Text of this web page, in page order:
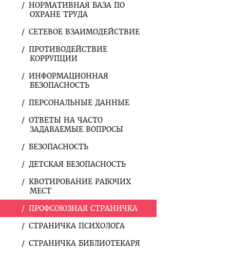
НОРМАТИВНАЯ БАЗА ПО
ОХРАНЕ ТРУДА
СЕТЕВОЕ ВЗАИМОДЕЙСТВИЕ
ПРОТИВОДЕЙСТВИЕ
КОРРУПЦИИ
ИНФОРМАЦИОННАЯ
БЕЗОПАСНОСТЬ
ПЕРСОНАЛЬНЫЕ ДАННЫЕ
ОТВЕТЫ НА ЧАСТО
ЗАДАВАЕМЫЕ ВОПРОСЫ
БЕЗОПАСНОСТЬ
ДЕТСКАЯ БЕЗОПАСНОСТЬ
КВОТИРОВАНИЕ РАБОЧИХ
МЕСТ
ПРОФСОЮЗНАЯ СТРАНИЧКА
СТРАНИЧКА ПСИХОЛОГА
СТРАНИЧКА БИБЛИОТЕКАРЯ